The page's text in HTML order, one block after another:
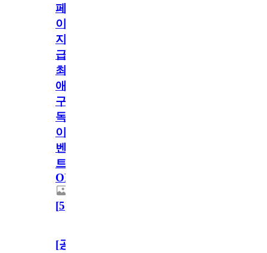
페
이
지
급!
최
애
구
독
이
벤
트
OPEN!
[5]
[공